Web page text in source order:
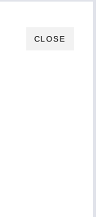
CLOSE